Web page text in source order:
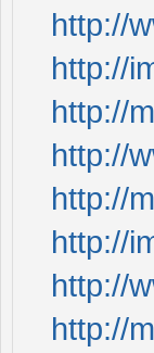
http://
http://
http://
http://
http://
http://
http://
http://